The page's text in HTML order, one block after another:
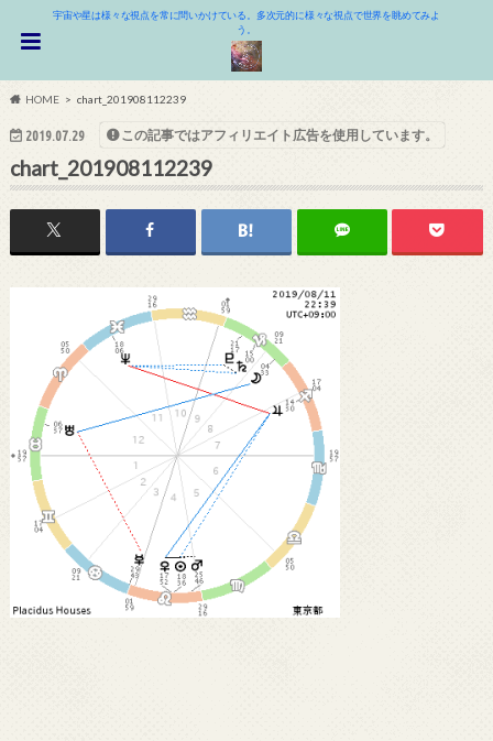
宇宙や星は様々な視点を常に問いかけている。多次元的に様々な視点で世界を眺めてみよ
う。
HOME chart_201908112239
2019.07.29 この記事ではアフィリエイト広告を使用しています。
chart_201908112239